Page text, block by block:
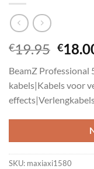
€19.95
was:
€
BeamZ Professional
kabels|Kabels voor
SKU: maxiaxi1580